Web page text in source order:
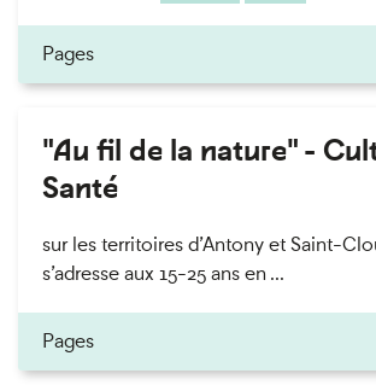
Pages
"Au fil de la nature" -
Santé
sur les territoires d’Antony et Saint-
s’adresse aux 15-25 ans en ...
Pages